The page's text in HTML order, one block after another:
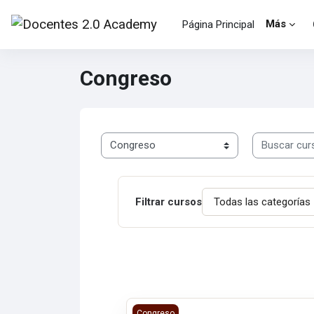
Página Principal
Más
Congreso
Categorías
Buscar cursos
Filtrar cursos
XVI CIVTAC 2026 - Ponentes